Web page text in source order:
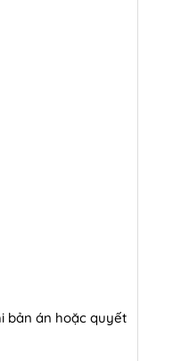
bản án hoặc quyết